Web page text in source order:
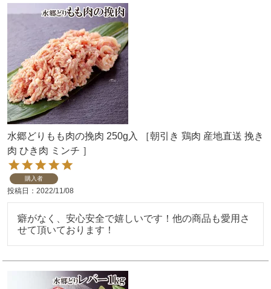
水郷どりもも肉の挽肉 250g入 ［朝引き 鶏肉 産地直送 挽き
肉 ひき肉 ミンチ ］
購入者
投稿日 2022/11/08
癖がなく、安心安全で嬉しいです！他の商品も愛用さ
せて頂いております！